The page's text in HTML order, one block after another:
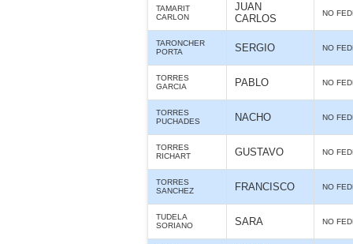
TAMARIT
CARLON
JUAN
CARLOS
NO
TARONCHER
PORTA
SERGIO NO
TORRES
GARCIA
PABLO NO
TORRES
PUCHADES
NACHO NO
TORRES
RICHART
GUSTAVO NO
TORRES
SANCHEZ
FRANCISCO NO
TUDELA
SORIANO
SARA NO